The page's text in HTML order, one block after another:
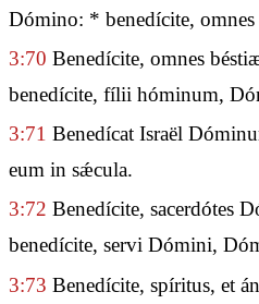
Dómino: * benedícite,
3:70 Benedícite, omnes
benedícite, fílii hóminum,
3:71 Benedícat Israël
eum in sǽcula.
3:72 Benedícite, sacerdótes
benedícite, servi Dómini,
3:73 Benedícite, spíritus, et